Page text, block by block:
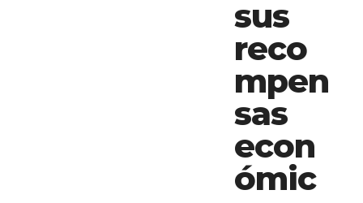
sus
reco
mpen
sas
econ
ómic